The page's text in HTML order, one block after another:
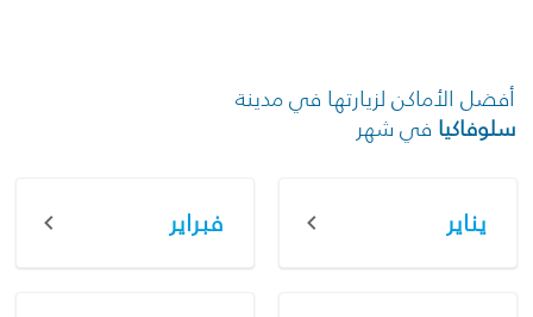
أفضل الأماكن لزيارتها في مدينة
سلوفاكيا في شهر
يناير فبراير